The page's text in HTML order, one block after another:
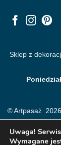
Sklep z
© Artpasaż 2026
Uwaga!
Wymagane